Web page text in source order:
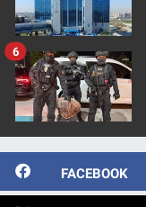
6
FACEBOOK